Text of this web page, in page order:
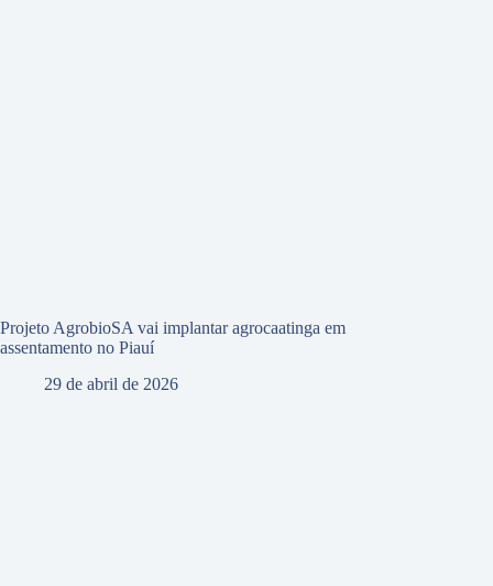
Projeto AgrobioSA vai implantar agrocaatinga em
assentamento no Piauí
29 de abril de 2026